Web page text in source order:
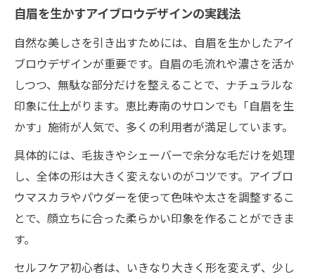
自眉を生かすアイブロウデザインの実践法
自然な美しさを引き出すためには、自眉を生かしたアイ
ブロウデザインが重要です。自眉の毛流れや濃さを活か
しつつ、無駄な部分だけを整えることで、ナチュラルな
印象に仕上がります。恵比寿南のサロンでも「自眉を生
かす」施術が人気で、多くの利用者が満足しています。
具体的には、毛抜きやシェーバーで余分な毛だけを処理
し、全体の形は大きく変えないのがコツです。アイブロ
ウマスカラやパウダーを使って色味や太さを調整するこ
とで、顔立ちに合った柔らかい印象を作ることができま
す。
セルフケア初心者は、いきなり大きく形を変えず、少し